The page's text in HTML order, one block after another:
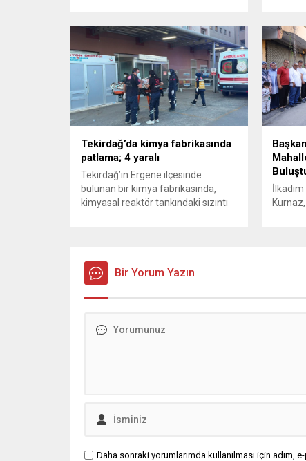
kaldırıldı. Günaydın, ilk
açıklamasında “Olmayan MYK’nın
verdiği hukuksuz bir karardır” dedi.
CHP’den tedbirli olarak kesin
çıkarma cezası uygulanmak üzere
Yüksek Disiplin Kurulu’na (YDK) sevk
edilen ve partideki tüm
görevlerinden...
yönelik
ve
hale
Tekirdağ’da kimya fabrikasında
patlama; 4 yaralı
Tekirdağ’ın Ergene ilçesinde
bulunan bir kimya fabrikasında,
kimyasal reaktör tankındaki sızıntı
sevk edilirken, bölgede AFAD ve
KBRN ekipleri tarafından geniş çaplı
güvenlik ve sızıntı incelemesi
ilçesine...
Bir Yorum Yazın
Daha sonraki yorumlarımda kullanılması için adım,